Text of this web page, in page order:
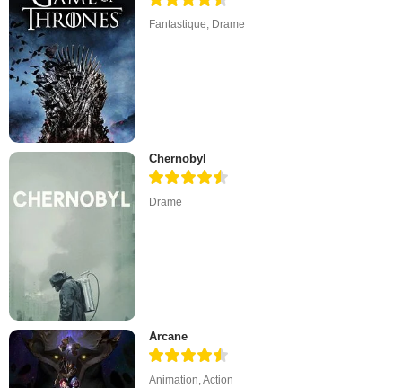
Fantastique Drame
Chernobyl
Drame
Arcane
Animation,Action